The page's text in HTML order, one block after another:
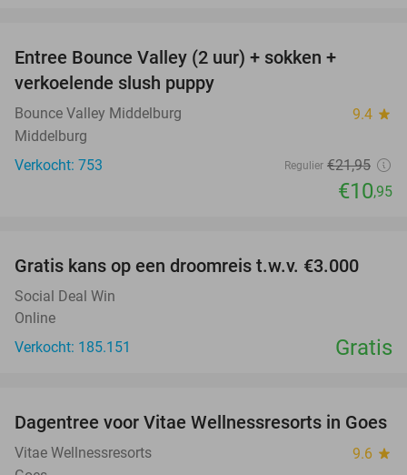
Entree Bounce Valley (2 uur) + sokken +
verkoelende slush puppy
Bounce Valley Middelburg 9.4 star
Middelburg
Verkocht: 753
Regulier €21,95
€10,95
Gratis kans op een droomreis t.w.v. €3.000
Social Deal Win
Online
Verkocht: 185.151
Gratis
49%
Dagentree voor Vitae Wellnessresorts in Goes
Vitae Wellnessresorts 9.6 star